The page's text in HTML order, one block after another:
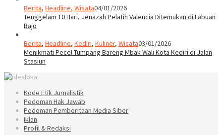
Berita, Headline, Wisata04/01/2026
Tenggelam 10 Hari, Jenazah Pelatih Valencia Ditemukan di Labuan
Bajo
Berita, Headline, Kediri, Kuliner, Wisata03/01/2026
Menikmati Pecel Tumpang Bareng Mbak Wali Kota Kediri di Jalan
Stasiun
Kode Etik Jurnalistik
Pedoman Hak Jawab
Pedoman Pemberitaan Media Siber
Iklan
Profil & Redaksi